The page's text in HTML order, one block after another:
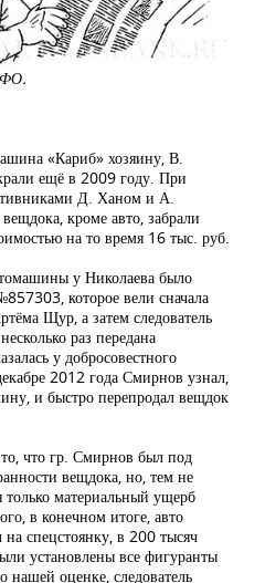
«Кариб» хозяину, В.
ещё в 2009 году. При
Д. Ханом и А.
кроме авто, забрали
на то время 16 тыс. руб.
у Николаева было
которое вели сначала
Щур, а затем следователь
раз передана
у добросовестного
2012 года Смирнов узнал,
и быстро перепродал вещдок
что гр. Смирнов был под
вещдока, но, тем не
материальный ущерб
в конечном итоге, авто
на спецстоянку, в 200 тысяч
установлены все фигуранты
нашей оценке, следователь